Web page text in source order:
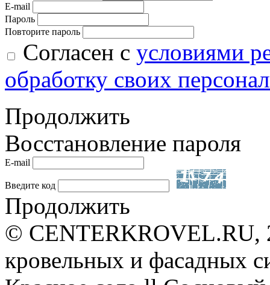
E-mail
Пароль
Повторите пароль
Согласен с условиями
обработку своих
Продолжить
Восстановление пароля
E-mail
Введите код
Продолжить
© CENTERKROVEL.RU,
кровельных и фасадных